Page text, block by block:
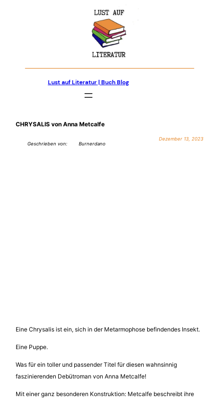
Lust auf Literatur | Buch Blog
CHRYSALIS von Anna Metcalfe
Geschrieben von: Burnerdano
Dezember 13, 2023
Eine Chrysalis ist ein, sich in der Metarmophose befindendes Insekt.
Eine Puppe.
Was für ein toller und passender Titel für diesen wahnsinnig
faszinierenden Debütroman von Anna Metcalfe!
Mit einer ganz besonderen Konstruktion: Metcalfe beschreibt ihre